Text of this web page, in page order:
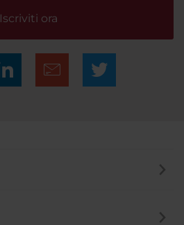
Iscriviti ora